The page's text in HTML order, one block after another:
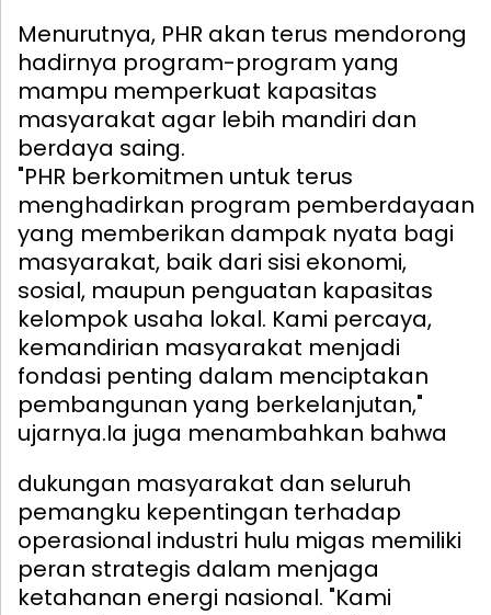
Menurutnya, PHR akan terus mendorong
hadirnya program-program yang
mampu memperkuat kapasitas
masyarakat agar lebih mandiri dan
berdaya saing.
"PHR berkomitmen untuk terus
menghadirkan program pemberdayaan
yang memberikan dampak nyata bagi
masyarakat, baik dari sisi ekonomi,
sosial, maupun penguatan kapasitas
kelompok usaha lokal. Kami percaya,
kemandirian masyarakat menjadi
fondasi penting dalam menciptakan
pembangunan yang berkelanjutan,"
ujarnya.Ia juga menambahkan bahwa
dukungan masyarakat dan seluruh
pemangku kepentingan terhadap
operasional industri hulu migas memiliki
peran strategis dalam menjaga
ketahanan energi nasional. "Kami